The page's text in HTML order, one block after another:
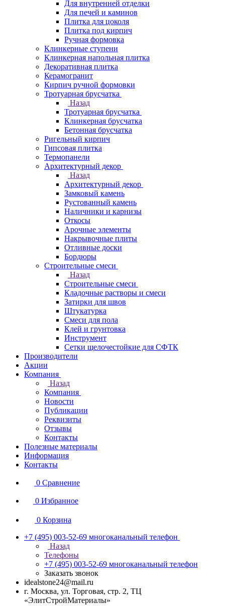
Для внутренней отделки
Для печей и каминов
Плитка для цоколя
Плитка под кирпич
Ручная формовка
Клинкерные ступени
Клинкерная напольная плитка
Декоративная плитка
Керамогранит
Кирпич ручной формовки
Тротуарная брусчатка
Назад
Тротуарная брусчатка
Клинкерная брусчатка
Бетонная брусчатка
Ригельный кирпич
Гипсовая плитка
Термопанели
Архитектурный декор
Назад
Архитектурный декор
Замковый камень
Рустованный камень
Наличники и карнизы
Откосы
Арочные элементы
Накрывочные плиты
Отливные доски
Бордюры
Строительные смеси
Назад
Строительные смеси
Кладочные растворы и смеси
Затирки для швов
Штукатурка
Смеси для пола
Клей и грунтовка
Инструмент
Сетки щелочестойкие для СФТК
Производители
Акции
Компания
Назад
Компания
Новости
Публикации
Реквизиты
Отзывы
Контакты
Полезные материалы
Информация
Контакты
0 Сравнение
0 Избранное
0 Корзина
+7 (495) 003-52-69 многоканальный телефон
Назад
Телефоны
+7 (495) 003-52-69 многоканальный телефон
Заказать звонок
idealstone24@mail.ru
г. Москва, ул. Торговая, стр. 2, ТЦ
«ЭлитСтройМатериалы»